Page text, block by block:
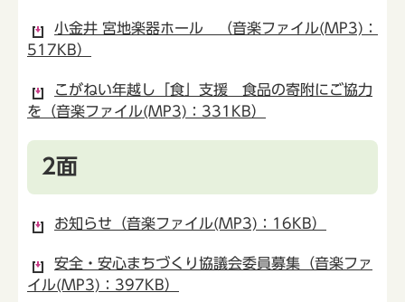
小金井 宮地楽器ホール （音楽ファイル(MP3)：
517KB）
こがねい年越し「食」支援 食品の寄附にご協力
を（音楽ファイル(MP3)：331KB）
2面
お知らせ（音楽ファイル(MP3)：16KB）
安全・安心まちづくり協議会委員募集（音楽ファ
イル(MP3)：397KB）